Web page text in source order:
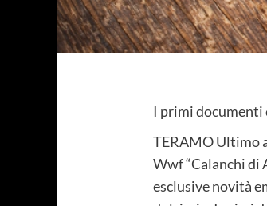
I primi documenti
TERAMO Ultimo
Wwf “Calanchi di
esclusive novità